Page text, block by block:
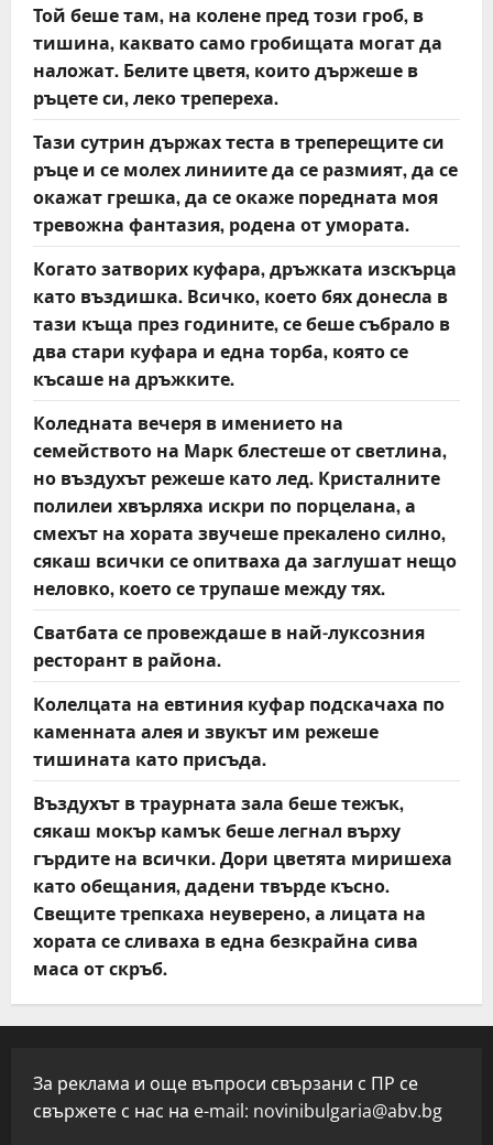
Той беше там, на колене пред този гроб, в
тишина, каквато само гробищата могат да
наложат. Белите цветя, които държеше в
ръцете си, леко трепереха.
Тази сутрин държах теста в треперещите си
ръце и се молех линиите да се размият, да се
окажат грешка, да се окаже поредната моя
тревожна фантазия, родена от умората.
Когато затворих куфара, дръжката изскърца
като въздишка. Всичко, което бях донесла в
тази къща през годините, се беше събрало в
два стари куфара и една торба, която се
късаше на дръжките.
Коледната вечеря в имението на
семейството на Марк блестеше от светлина,
но въздухът режеше като лед. Кристалните
полилеи хвърляха искри по порцелана, а
смехът на хората звучеше прекалено силно,
сякаш всички се опитваха да заглушат нещо
неловко, което се трупаше между тях.
Сватбата се провеждаше в най-луксозния
ресторант в района.
Колелцата на евтиния куфар подскачаха по
каменната алея и звукът им режеше
тишината като присъда.
Въздухът в траурната зала беше тежък,
сякаш мокър камък беше легнал върху
гърдите на всички. Дори цветята миришеха
като обещания, дадени твърде късно.
Свещите трепкаха неуверено, а лицата на
хората се сливаха в една безкрайна сива
маса от скръб.
За реклама и още въпроси свързани с ПР се
свържете с нас на e-mail: novinibulgaria@abv.bg